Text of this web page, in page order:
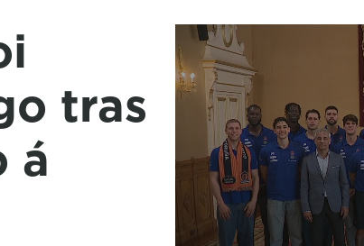
tras
á